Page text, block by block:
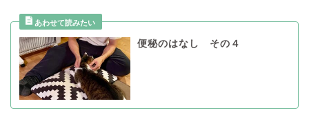
便秘のはなし その４